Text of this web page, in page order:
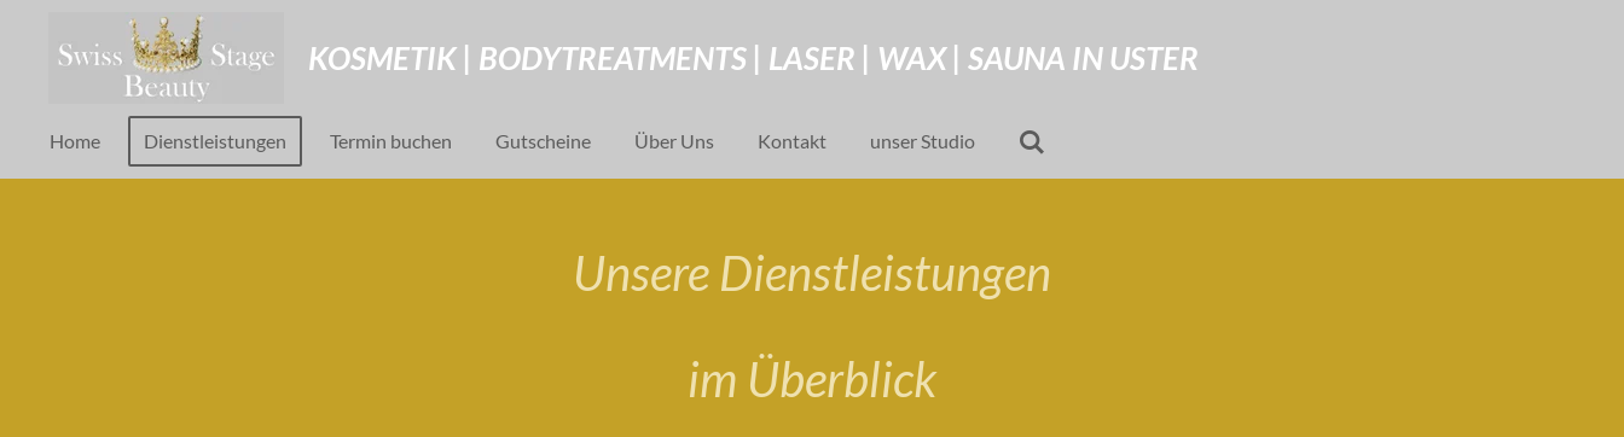
Hauptinhalt
KOSMETIK | BODYTREATMENTS | LASER | WAX | SAUNA IN USTER
Home Dienstleistungen Termin buchen Gutscheine Über Uns Kontakt unser Studio
Unsere Dienstleistungen
im Überblick